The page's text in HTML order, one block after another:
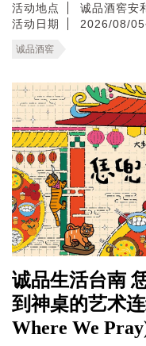
活动地点
诚品酒窖安
活动日期
2026/08/
诚品酒窖
诚品生活台南
到神桌的艺术
Where We